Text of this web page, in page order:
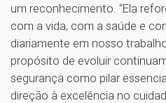
um reconhecimento. “Ela
com a vida, com a saúde e
diariamente em nosso
propósito de evoluir
segurança como pilar
direção à excelência no